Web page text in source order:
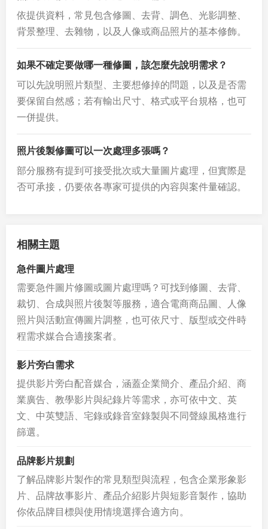
依提供資料，常見包含修圖、去背、調色、光影調整、
背景整理、去雜物，以及人像或商品照片的基本修飾。
如果不確定要做哪一種修圖，該怎麼先說明需求？
可以先說明照片類型、主要想修掉的問題，以及是否需
要保留自然感；若有輸出尺寸、格式或平台規格，也可
一併提供。
照片後製修圖可以一次處理多張嗎？
部分服務有提到可接受批次或大量圖片處理，但實際是
否可承接，仍要依各專家可提供的內容與案件量確認。
相關主題
急件圖片處理
需要急件圖片修圖或圖片處理嗎？可找到修圖、去背、
裁切、合成與照片後製等服務，適合電商商品圖、人像
照片與活動宣傳圖片調整，也可依尺寸、版型或交件時
程需求媒合合適接案者。
影片旁白需求
提供影片旁白配音媒合，涵蓋企業簡介、產品介紹、商
業廣告、教學影片與紀錄片等需求，亦可依中文、英
文、中英雙語、宅錄或錄音室錄製與不同聲線風格進行
篩選。
品牌影片規劃
了解品牌影片製作的常見類型與流程，包含企業形象影
片、品牌故事影片、產品介紹影片與短影音製作，協助
你依品牌目標與使用情境選擇合適方向。